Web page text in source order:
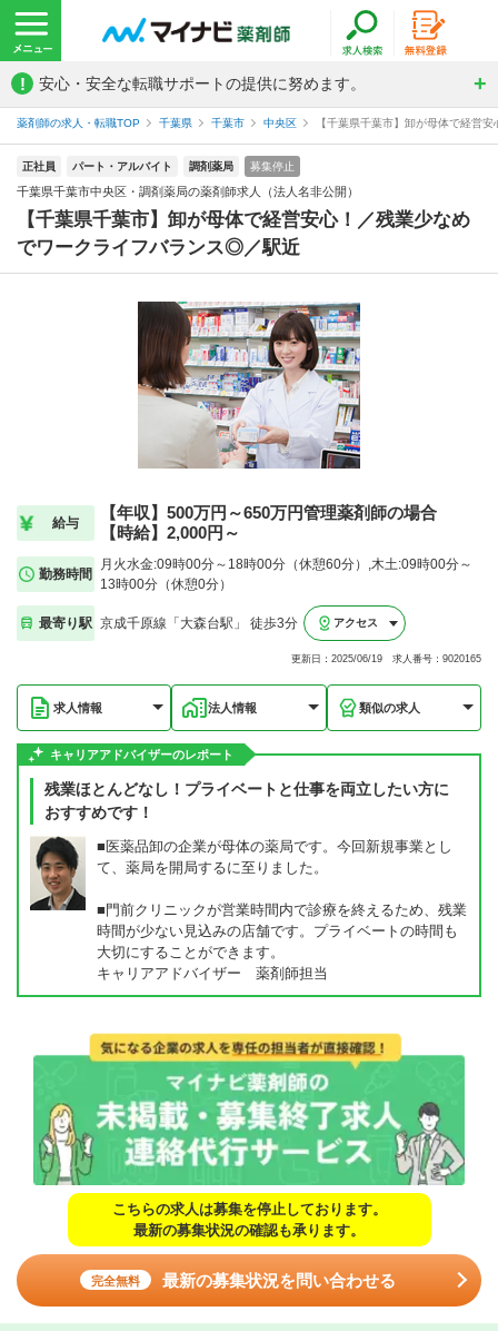
! 安心・安全な転職サポートの提供に努めます。
薬剤師の求人・転職TOP 千葉県 千葉市 中央区 【千葉県千葉市】卸が母体で経営
正社員 パート・アルバイト 調剤薬局 募集停止
千葉県千葉市中央区・調剤薬局の薬剤師求人（法人名非公開）
【千葉県千葉市】卸が母体で経営安心！／残業少なめ
でワークライフバランス◎／駅近
給与
【年収】500万円～650万円管理薬剤師の場合
【時給】2,000円～
勤務時間
月火水金:09時00分～18時00分（休憩60分）,木土:09時00分～
13時00分（休憩0分）
最寄り駅 京成千原線「大森台駅」 徒歩3分 アクセス
更新日：2025/06/19 求人番号：9020165
求人情報 法人情報 類似の求人
キャリアアドバイザーのレポート
残業ほとんどなし！プライベートと仕事を両立したい方に
おすすめです！
■医薬品卸の企業が母体の薬局です。今回新規事業とし
て、薬局を開局するに至りました。
■門前クリニックが営業時間内で診療を終えるため、残業
時間が少ない見込みの店舗です。プライベートの時間も
大切にすることができます。
キャリアアドバイザー 薬剤師担当
こちらの求人は募集を停止しております。
最新の募集状況の確認も承ります。
完全無料 最新の募集状況を問い合わせる